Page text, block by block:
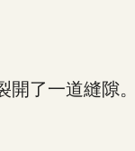
了一道縫隙。